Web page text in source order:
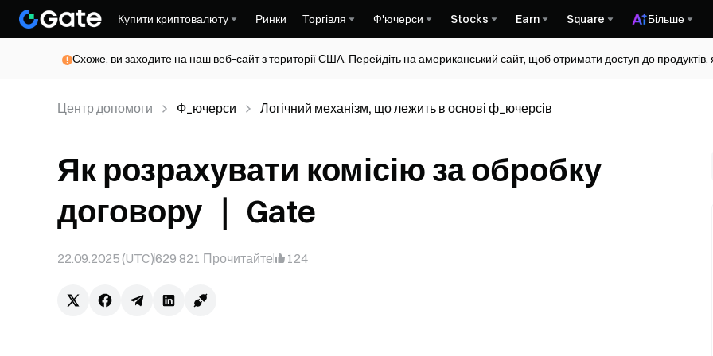
Купити криптовалюту Ринки Торгівля Ф'ючерси Stocks Earn Square Більше
Схоже, ви заходите на наш веб-сайт з території США. Перейдіть на американський сайт, щоб отримати доступ до продуктів,
Центр допомоги Ф_ючерси Логічний механізм, що лежить в основі ф_ючерсів
Як розрахувати комісію за обробку
договору ｜ Gate
22.09.2025 (UTC)629 821 Прочитайте 124